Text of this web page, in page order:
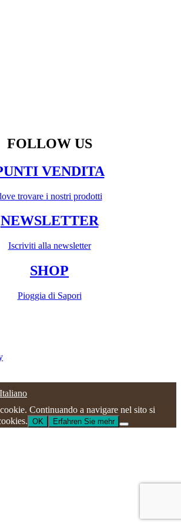
FOLLOW US
VENDITA
trovare i nostri prodotti
NEWSLETTER
Iscriviti alla newsletter
SHOP
Pioggia di Sapori
Italiano
Continuando a navigare nel sito si
OK Erfahren Sie mehr